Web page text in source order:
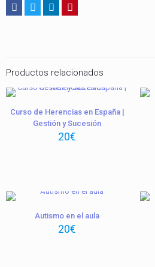
Productos relacionados
Curso de Herencias en España |
Gestión y Sucesión
20€
Autismo en el aula
20€